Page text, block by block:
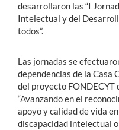
desarrollaron las “I
Intelectual y del
todos”.
Las jornadas se
dependencias de la Casa
del proyecto
“Avanzando en el
apoyo y calidad de vida
discapacidad intelectual